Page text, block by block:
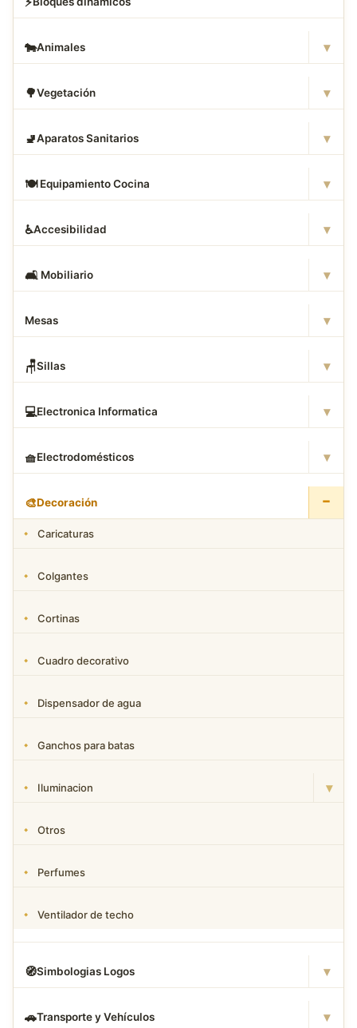
🐄Animales ▾
🌳Vegetación ▾
🚽Aparatos Sanitarios ▾
🍽️ Equipamiento Cocina ▾
♿Accesibilidad ▾
🛋 ️ Mobiliario ▾
Mesas ▾
🪑Sillas ▾
💻Electronica Informatica ▾
🧺Electrodomésticos ▾
🎨Decoración −
Caricaturas
Colgantes
Cortinas
Cuadro decorativo
Dispensador de agua
Ganchos para batas
Iluminacion ▾
Otros
Perfumes
Ventilador de techo
🧭Simbologias Logos ▾
🚗Transporte y Vehículos ▾